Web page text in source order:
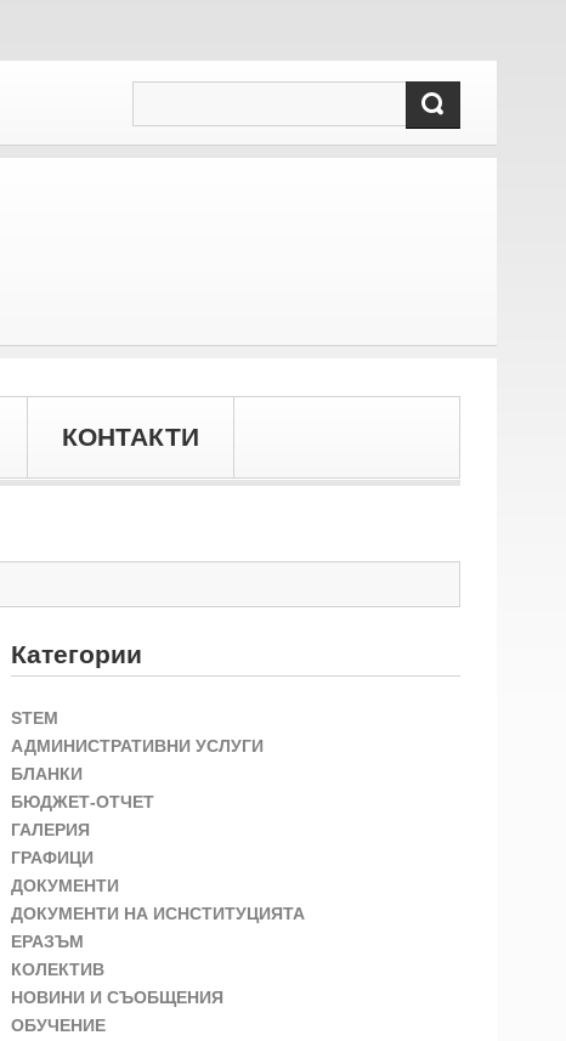
КОНТАКТИ
Категории
STEM
АДМИНИСТРАТИВНИ УСЛУГИ
БЛАНКИ
БЮДЖЕТ-ОТЧЕТ
ГАЛЕРИЯ
ГРАФИЦИ
ДОКУМЕНТИ
ДОКУМЕНТИ НА ИСНСТИТУЦИЯТА
ЕРАЗЪМ
КОЛЕКТИВ
НОВИНИ И СЪОБЩЕНИЯ
ОБУЧЕНИЕ